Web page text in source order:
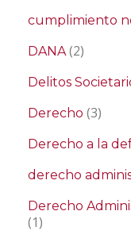
cumplimiento
DANA(2)
Delitos
Derecho (3)
Derecho a la
derecho
Derecho
(1)